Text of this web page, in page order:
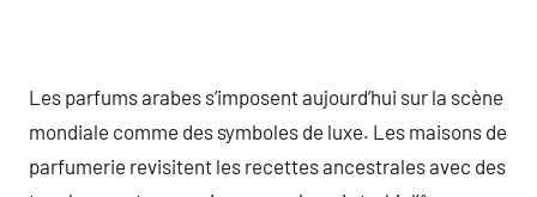
Les parfums arabes s’imposent aujourd’hui sur la scène
mondiale comme des symboles de luxe. Les maisons de
parfumerie revisitent les recettes ancestrales avec des